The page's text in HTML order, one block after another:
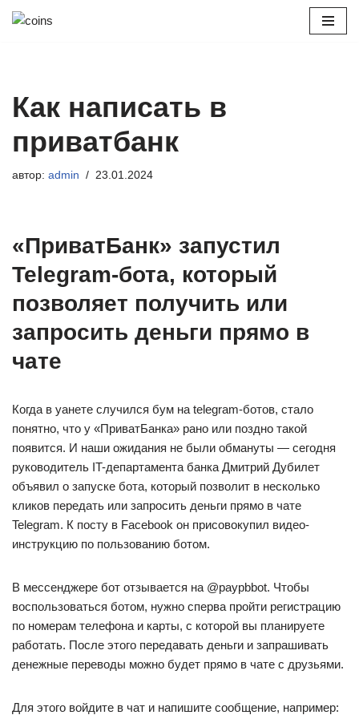
Как написать в
приватбанк
автор: admin 23.01.2024
«ПриватБанк» запустил
Telegram-бота, который
позволяет получить или
запросить деньги прямо в
чате
Когда в уанете случился бум на telegram-ботов, стало
понятно, что у «ПриватБанка» рано или поздно такой
появится. И наши ожидания не были обмануты — сегодня
руководитель IT-департамента банка Дмитрий Дубилет
объявил о запуске бота, который позволит в несколько
кликов передать или запросить деньги прямо в чате
Telegram. К посту в Facebook он присовокупил видео-
инструкцию по пользованию ботом.
В мессенджере бот отзывается на @paypbbot. Чтобы
воспользоваться ботом, нужно сперва пройти регистрацию
по номерам телефона и карты, с которой вы планируете
работать. После этого передавать деньги и запрашивать
денежные переводы можно будет прямо в чате с друзьями.
Для этого войдите в чат и напишите сообщение, например: